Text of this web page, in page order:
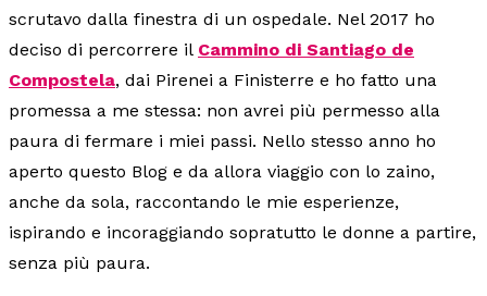
scrutavo dalla finestra di un ospedale. Nel 2017 ho
deciso di percorrere il Cammino di Santiago de
Compostela, dai Pirenei a Finisterre e ho fatto una
promessa a me stessa: non avrei più permesso alla
paura di fermare i miei passi. Nello stesso anno ho
aperto questo Blog e da allora viaggio con lo zaino,
anche da sola, raccontando le mie esperienze,
ispirando e incoraggiando sopratutto le donne a partire,
senza più paura.